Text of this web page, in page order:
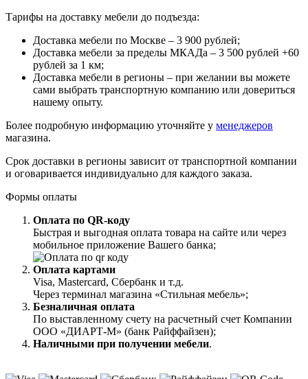
Тарифы на доставку мебели до подъезда:
Доставка мебели по Москве – 3 900 рублей;
Доставка мебели за пределы МКАДа – 3 500 рублей +60
рублей за 1 км;
Доставка мебели в регионы – при желании вы можете
сами выбрать транспортную компанию или довериться
нашему опыту.
Более подробную информацию уточняйте у менеджеров
магазина.
Срок доставки в регионы зависит от транспортной компании
и оговаривается индивидуально для каждого заказа.
Формы оплаты
Оплата по QR-коду
Быстрая и выгодная оплата товара на сайте или через
мобильное приложение Вашего банка;
Оплата картами
Visa, Mastercard, Сбербанк и т.д.
Через терминал магазина «Стильная мебель»;
Безналичная оплата
По выставленному счету на расчетный счет Компании
ООО «ДИАРТ-М» (банк Райффайзен);
Наличными при получении мебели.